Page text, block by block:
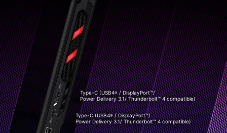
Type-C (USB4®/ DisplayPort™/
Power Delivery 3.1/ Thunderbolt™ 4 compatible)
Type-C (USB4®/ DisplayPort™/
Power Delivery 3.1/ Thunderbolt™ 4 compatible)